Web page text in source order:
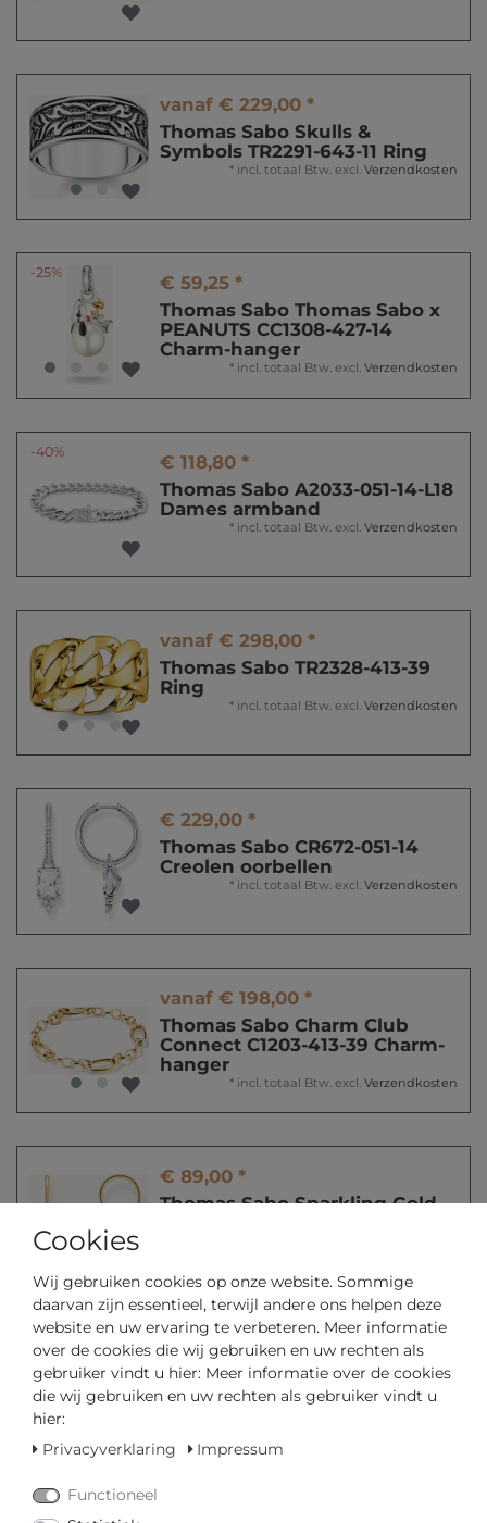
vanaf € 229,00 *
Thomas Sabo Skulls &
Symbols TR2291-643-11 Ring
* incl. totaal Btw. excl. Verzendkosten
-25%
€ 59,25 *
Thomas Sabo Thomas Sabo x
PEANUTS CC1308-427-14
Charm-hanger
* incl. totaal Btw. excl. Verzendkosten
-40%
€ 118,80 *
Thomas Sabo A2033-051-14-L18
Dames armband
* incl. totaal Btw. excl. Verzendkosten
vanaf € 298,00 *
Thomas Sabo TR2328-413-39
Ring
* incl. totaal Btw. excl. Verzendkosten
€ 229,00 *
Thomas Sabo CR672-051-14
Creolen oorbellen
* incl. totaal Btw. excl. Verzendkosten
vanaf € 198,00 *
Thomas Sabo Charm Club
Connect C1203-413-39 Charm-
hanger
* incl. totaal Btw. excl. Verzendkosten
€ 89,00 *
Thomas Sabo Sparkling Gold
-40%
vanaf € 35,40 *
Thomas Sabo As We Are
X0293-951-7 Dames armband
Cookies
Wij gebruiken cookies op onze website. Sommige
daarvan zijn essentieel, terwijl andere ons helpen deze
website en uw ervaring te verbeteren. Meer informatie
over de cookies die wij gebruiken en uw rechten als
gebruiker vindt u hier: Meer informatie over de cookies
die wij gebruiken en uw rechten als gebruiker vindt u
hier:
Privacyverklaring
Impressum
Functioneel